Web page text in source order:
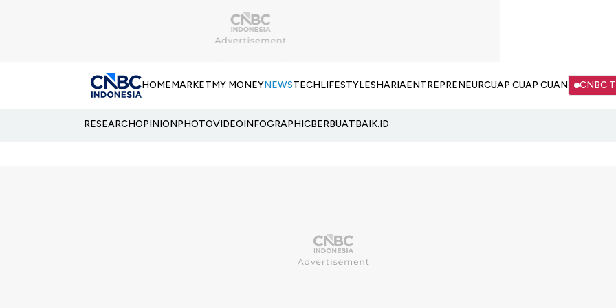
HOMEMARKETMY MONEYNEWSTECHLIFESTYLESHARIAENTREPRENEURCUAP CUAP CUAN CNBC
RESEARCHOPINIONPHOTOVIDEOINFOGRAPHICBERBUATBAIK.ID